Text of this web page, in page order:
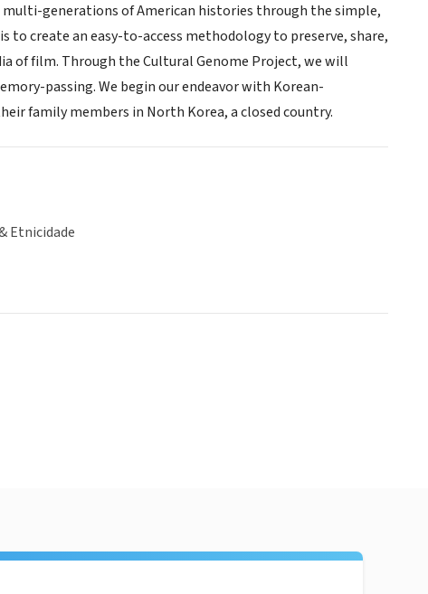
generations of American histories through the simple,
create an easy-to-access methodology to preserve, share,
of film. Through the Cultural Genome Project, we will
passing. We begin our endeavor with Korean-
family members in North Korea, a closed country.
Etnicidade